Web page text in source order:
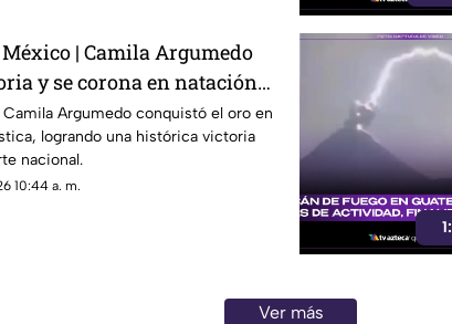
México | Camila Argumedo
y se corona en natación
Camila Argumedo conquistó el oro en
logrando una histórica victoria
nacional.
10:44 a. m.
Ver más